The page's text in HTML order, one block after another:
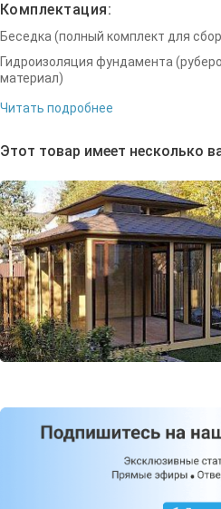
Комплектация:
Беседка (полный комплект для
Гидроизоляция фундамента
материал)
Читать подробнее
Этот товар имеет несколько